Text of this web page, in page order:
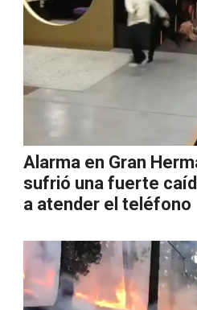
Alarma en Gran
sufrió una fuerte
a atender el teléfono